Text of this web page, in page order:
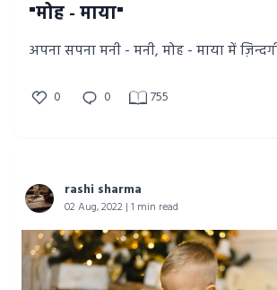
"मोह - माया"
अपना सपना मनी - मनी, मोह - माया में
0 0 755
rashi sharma
02 Aug, 2022 | 1 min read